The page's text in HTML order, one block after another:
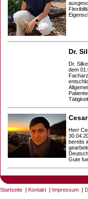
Dr.
Dr.
dem
Herr
bereits
Gute
Startseite | Kontakt | Impressum |